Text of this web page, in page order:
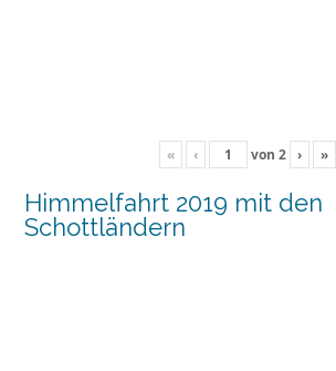
« ‹ von 2 › »
Himmelfahrt 2019 mit den
Schottländern